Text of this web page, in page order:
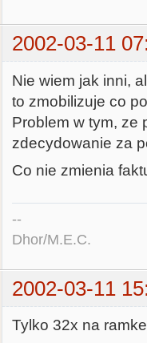
2002-03-11
Nie wiem jak inni,
to zmobilizuje co
Problem w tym, ze
zdecydowanie za
Co nie zmienia
--
Dhor/M.E.C.
2002-03-11
Tylko 32x na